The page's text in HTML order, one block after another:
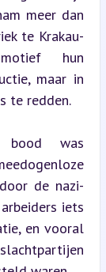
meer dan
te Krakau-
hun
maar in
te redden.
bood was
de nazi-
iets
en vooral